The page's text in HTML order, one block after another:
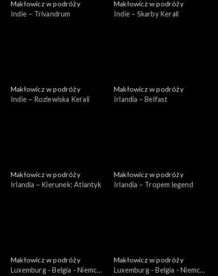
Makłowicz w podróży
Indie – Trivandrum
Makłowicz w podróży
Indie – Skarby Kerali
Makłowicz w podróży
Indie – Rozlewiska Kerali
Makłowicz w podróży
Irlandia – Belfast
Makłowicz w podróży
Irlandia – Kierunek: Atlantyk
Makłowicz w podróży
Irlandia – Tropem legend
Makłowicz w podróży
Luxemburg - Belgia - Niemcy
Makłowicz w podróży
Luxemburg - Belgia - Niemcy